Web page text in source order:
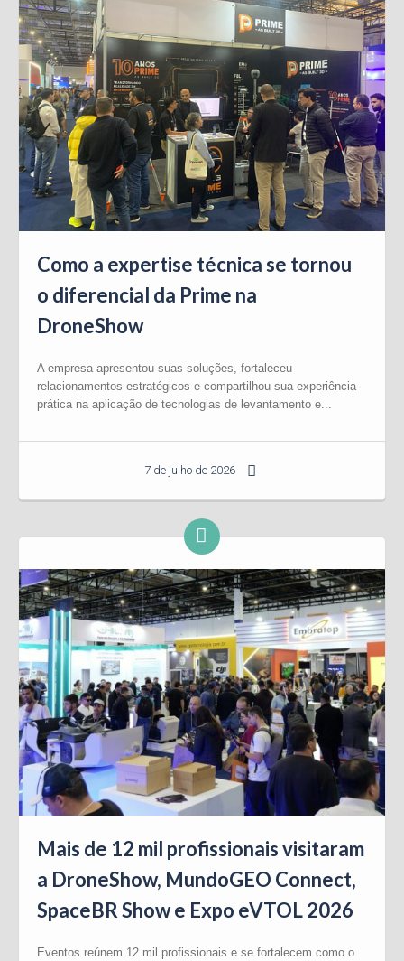
Como a expertise técnica se tornou
o diferencial da Prime na
DroneShow
A empresa apresentou suas soluções, fortaleceu
relacionamentos estratégicos e compartilhou sua experiência
prática na aplicação de tecnologias de levantamento e...
7 de julho de 2026
Mais de 12 mil profissionais visitaram
a DroneShow, MundoGEO Connect,
SpaceBR Show e Expo eVTOL 2026
Eventos reúnem 12 mil profissionais e se fortalecem como o